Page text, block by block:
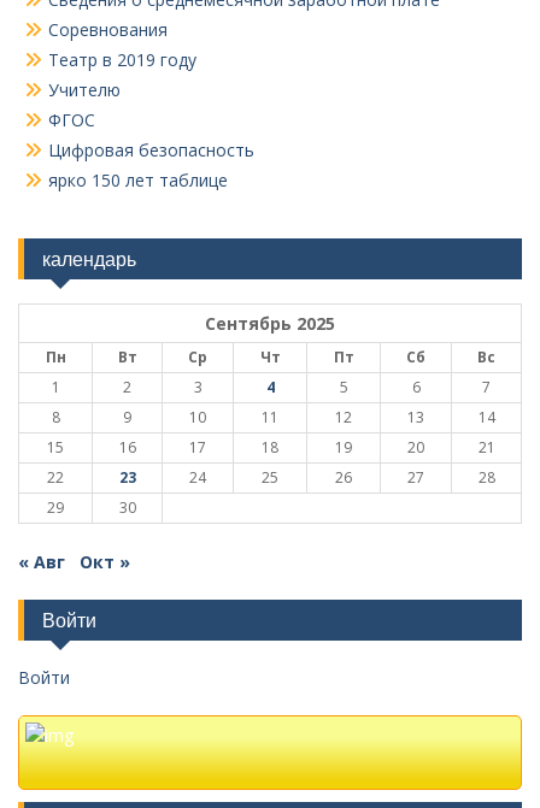
Соревнования
Театр в 2019 году
Учителю
ФГОС
Цифровая безопасность
ярко 150 лет таблице
календарь
Сентябрь 2025
Пн Вт Ср Чт Пт Сб
Вс
1
2 3 4 5 6
7
8
9 10 11 12 13
14
15
16 17 18 19 20
21
22
23 24 25 26 27
28
29
30
« Авг Окт »
Войти
Войти